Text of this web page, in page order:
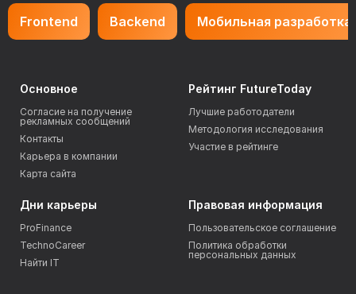
Frontend Backend Мобильная разработка
Основное
Согласие на получение
рекламных сообщений
Контакты
Карьера в компании
Карта сайта
Рейтинг FutureToday
Лучшие работодатели
Методология исследования
Участие в рейтинге
Дни карьеры
ProFinance
TechnoCareer
Найти IT
Правовая информация
Пользовательское соглашение
Политика обработки
персональных данных